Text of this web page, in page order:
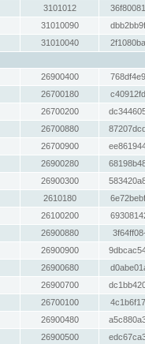
3101012
31010090
31010040
26900400
26700180
26700200
26700880
26700900
26900280
26900300
2610180
26100200
26900880
26900900
26900680
26900700
26700100
26900480
26900500